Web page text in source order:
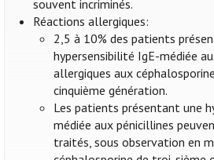
souvent incriminés.
Réactions allergiques:
2,5 à 10% des patients
hypersensibilité IgE-médiée
allergiques aux
cinquième génération.
Les patients présentant une
médiée aux pénicillines
traités, sous observation en